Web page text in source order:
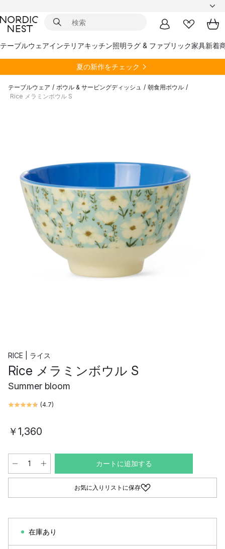
テーブルウェアインテリアキッチン照明ラグ & ファブリック家具新着
夏の新作をチェック
テーブルウェア / ボウル & サービングディッシュ / 朝食用ボウル /
Rice メラミンボウル S
RICE | ライス
Rice メラミンボウル S
Summer bloom
(4.7)
￥1,360
カートに追加する
お気に入りリストに保存
在庫あり